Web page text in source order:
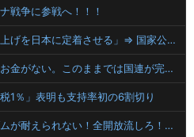
戦争に参戦へ！！！
高市総理「物価上昇を上回る賃上げを日本に定着させる」⇒ 国家公務員月給3.51％増へ
国連事務総長「日本よ、国連にお金がない。このままでは国連が完全崩壊する。助けろ」
1％」表明も支持率初の6割切り
中国政府「台風１３号に三峡ダムが耐えられない！全開放流しろ！」⇒ 下流域の街が壊滅状態ｗｗｗｗｗ